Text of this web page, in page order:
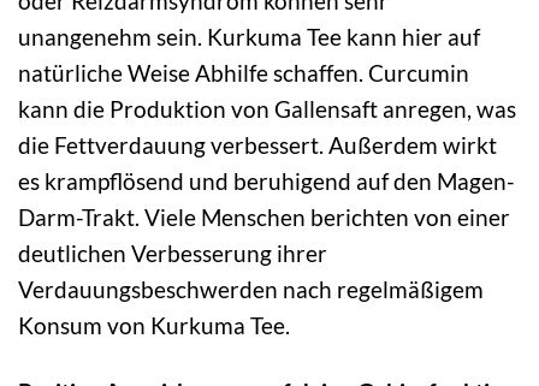
unangenehm sein. Kurkuma Tee kann hier auf
natürliche Weise Abhilfe schaffen. Curcumin
kann die Produktion von Gallensaft anregen, was
die Fettverdauung verbessert. Außerdem wirkt
es krampflösend und beruhigend auf den Magen-
Darm-Trakt. Viele Menschen berichten von einer
deutlichen Verbesserung ihrer
Verdauungsbeschwerden nach regelmäßigem
Konsum von Kurkuma Tee.